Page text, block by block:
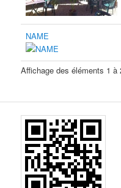
NAME
Affichage des éléments 1 à